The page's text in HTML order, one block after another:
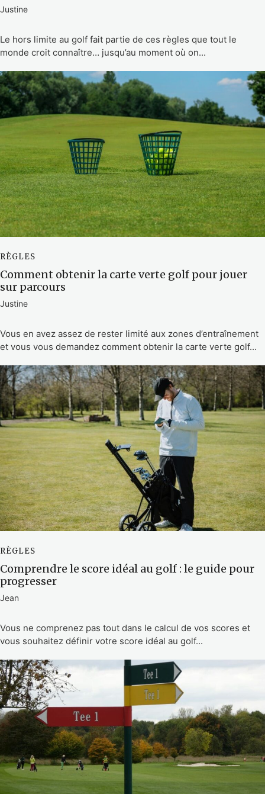
Justine
Le hors limite au golf fait partie de ces règles que tout le
monde croit connaître… jusqu’au moment où on...
RÈGLES
Comment obtenir la carte verte golf pour jouer
sur parcours
Justine
Vous en avez assez de rester limité aux zones d’entraînement
et vous vous demandez comment obtenir la carte verte golf...
RÈGLES
Comprendre le score idéal au golf : le guide pour
progresser
Jean
Vous ne comprenez pas tout dans le calcul de vos scores et
vous souhaitez définir votre score idéal au golf...